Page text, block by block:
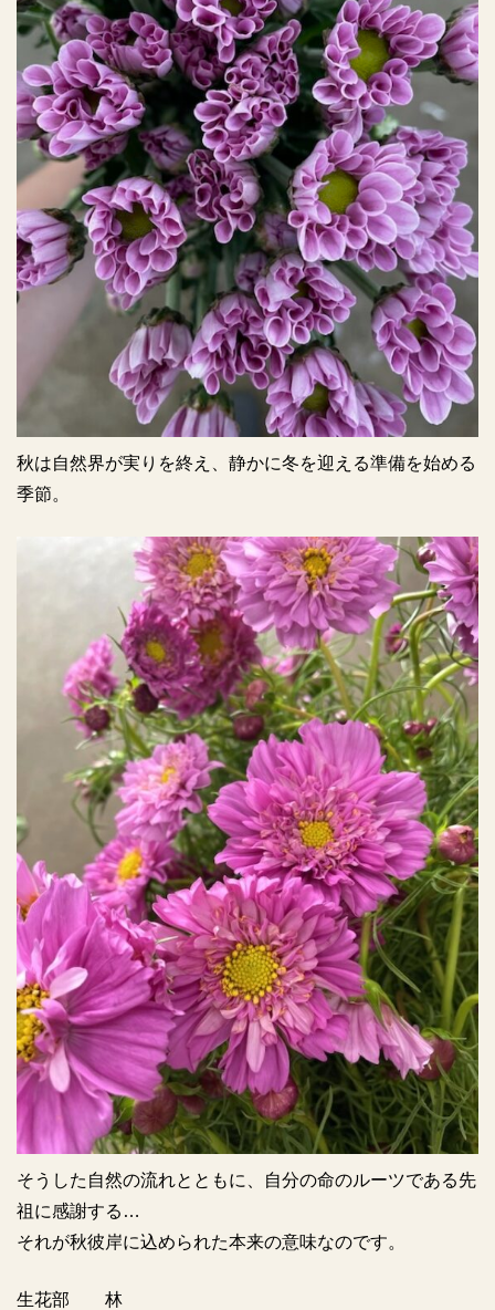
秋は自然界が実りを終え、静かに冬を迎える準備を始める
季節。
そうした自然の流れとともに、自分の命のルーツである先
祖に感謝する…
それが秋彼岸に込められた本来の意味なのです。
生花部 林